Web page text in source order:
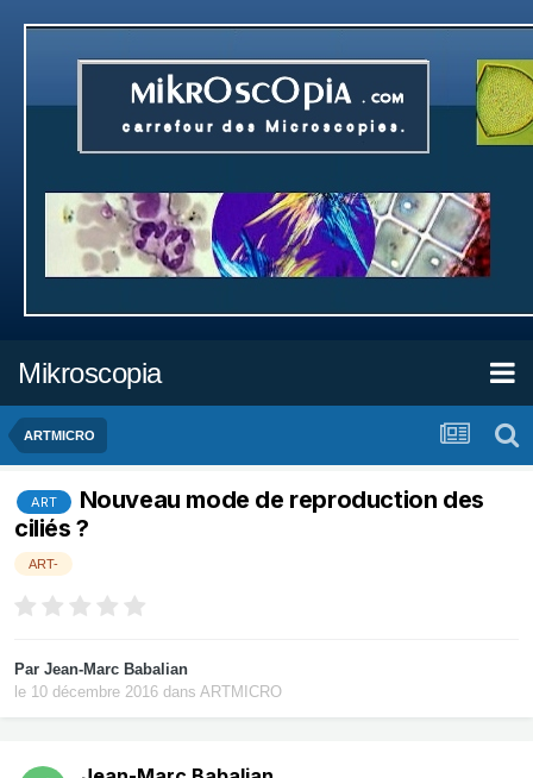
Mikroscopia
ARTMICRO
ART
Nouveau mode de reproduction des
ciliés ?
ART-
Par Jean-Marc Babalian
le 10 décembre 2016 dans ARTMICRO